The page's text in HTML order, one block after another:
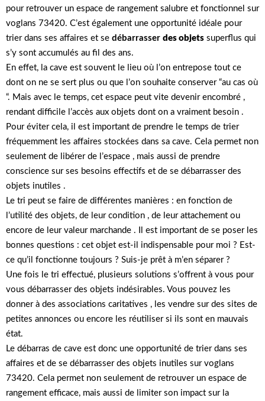
pour retrouver un espace de rangement salubre et fonctionnel sur
voglans 73420. C’est également une opportunité idéale pour
trier dans ses affaires et se débarrasser des objets superflus qui
s’y sont accumulés au fil des ans.
En effet, la cave est souvent le lieu où l’on entrepose tout ce
dont on ne se sert plus ou que l’on souhaite conserver “au cas où
“. Mais avec le temps, cet espace peut vite devenir encombré ,
rendant difficile l’accès aux objets dont on a vraiment besoin .
Pour éviter cela, il est important de prendre le temps de trier
fréquemment les affaires stockées dans sa cave. Cela permet non
seulement de libérer de l’espace , mais aussi de prendre
conscience sur ses besoins effectifs et de se débarrasser des
objets inutiles .
Le tri peut se faire de différentes manières : en fonction de
l’utilité des objets, de leur condition , de leur attachement ou
encore de leur valeur marchande . Il est important de se poser les
bonnes questions : cet objet est-il indispensable pour moi ? Est-
ce qu’il fonctionne toujours ? Suis-je prêt à m’en séparer ?
Une fois le tri effectué, plusieurs solutions s’offrent à vous pour
vous débarrasser des objets indésirables. Vous pouvez les
donner à des associations caritatives , les vendre sur des sites de
petites annonces ou encore les réutiliser si ils sont en mauvais
état.
Le débarras de cave est donc une opportunité de trier dans ses
affaires et de se débarrasser des objets inutiles sur voglans
73420. Cela permet non seulement de retrouver un espace de
rangement efficace, mais aussi de limiter son impact sur la